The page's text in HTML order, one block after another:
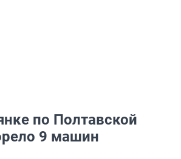
по Полтавской
9 машин